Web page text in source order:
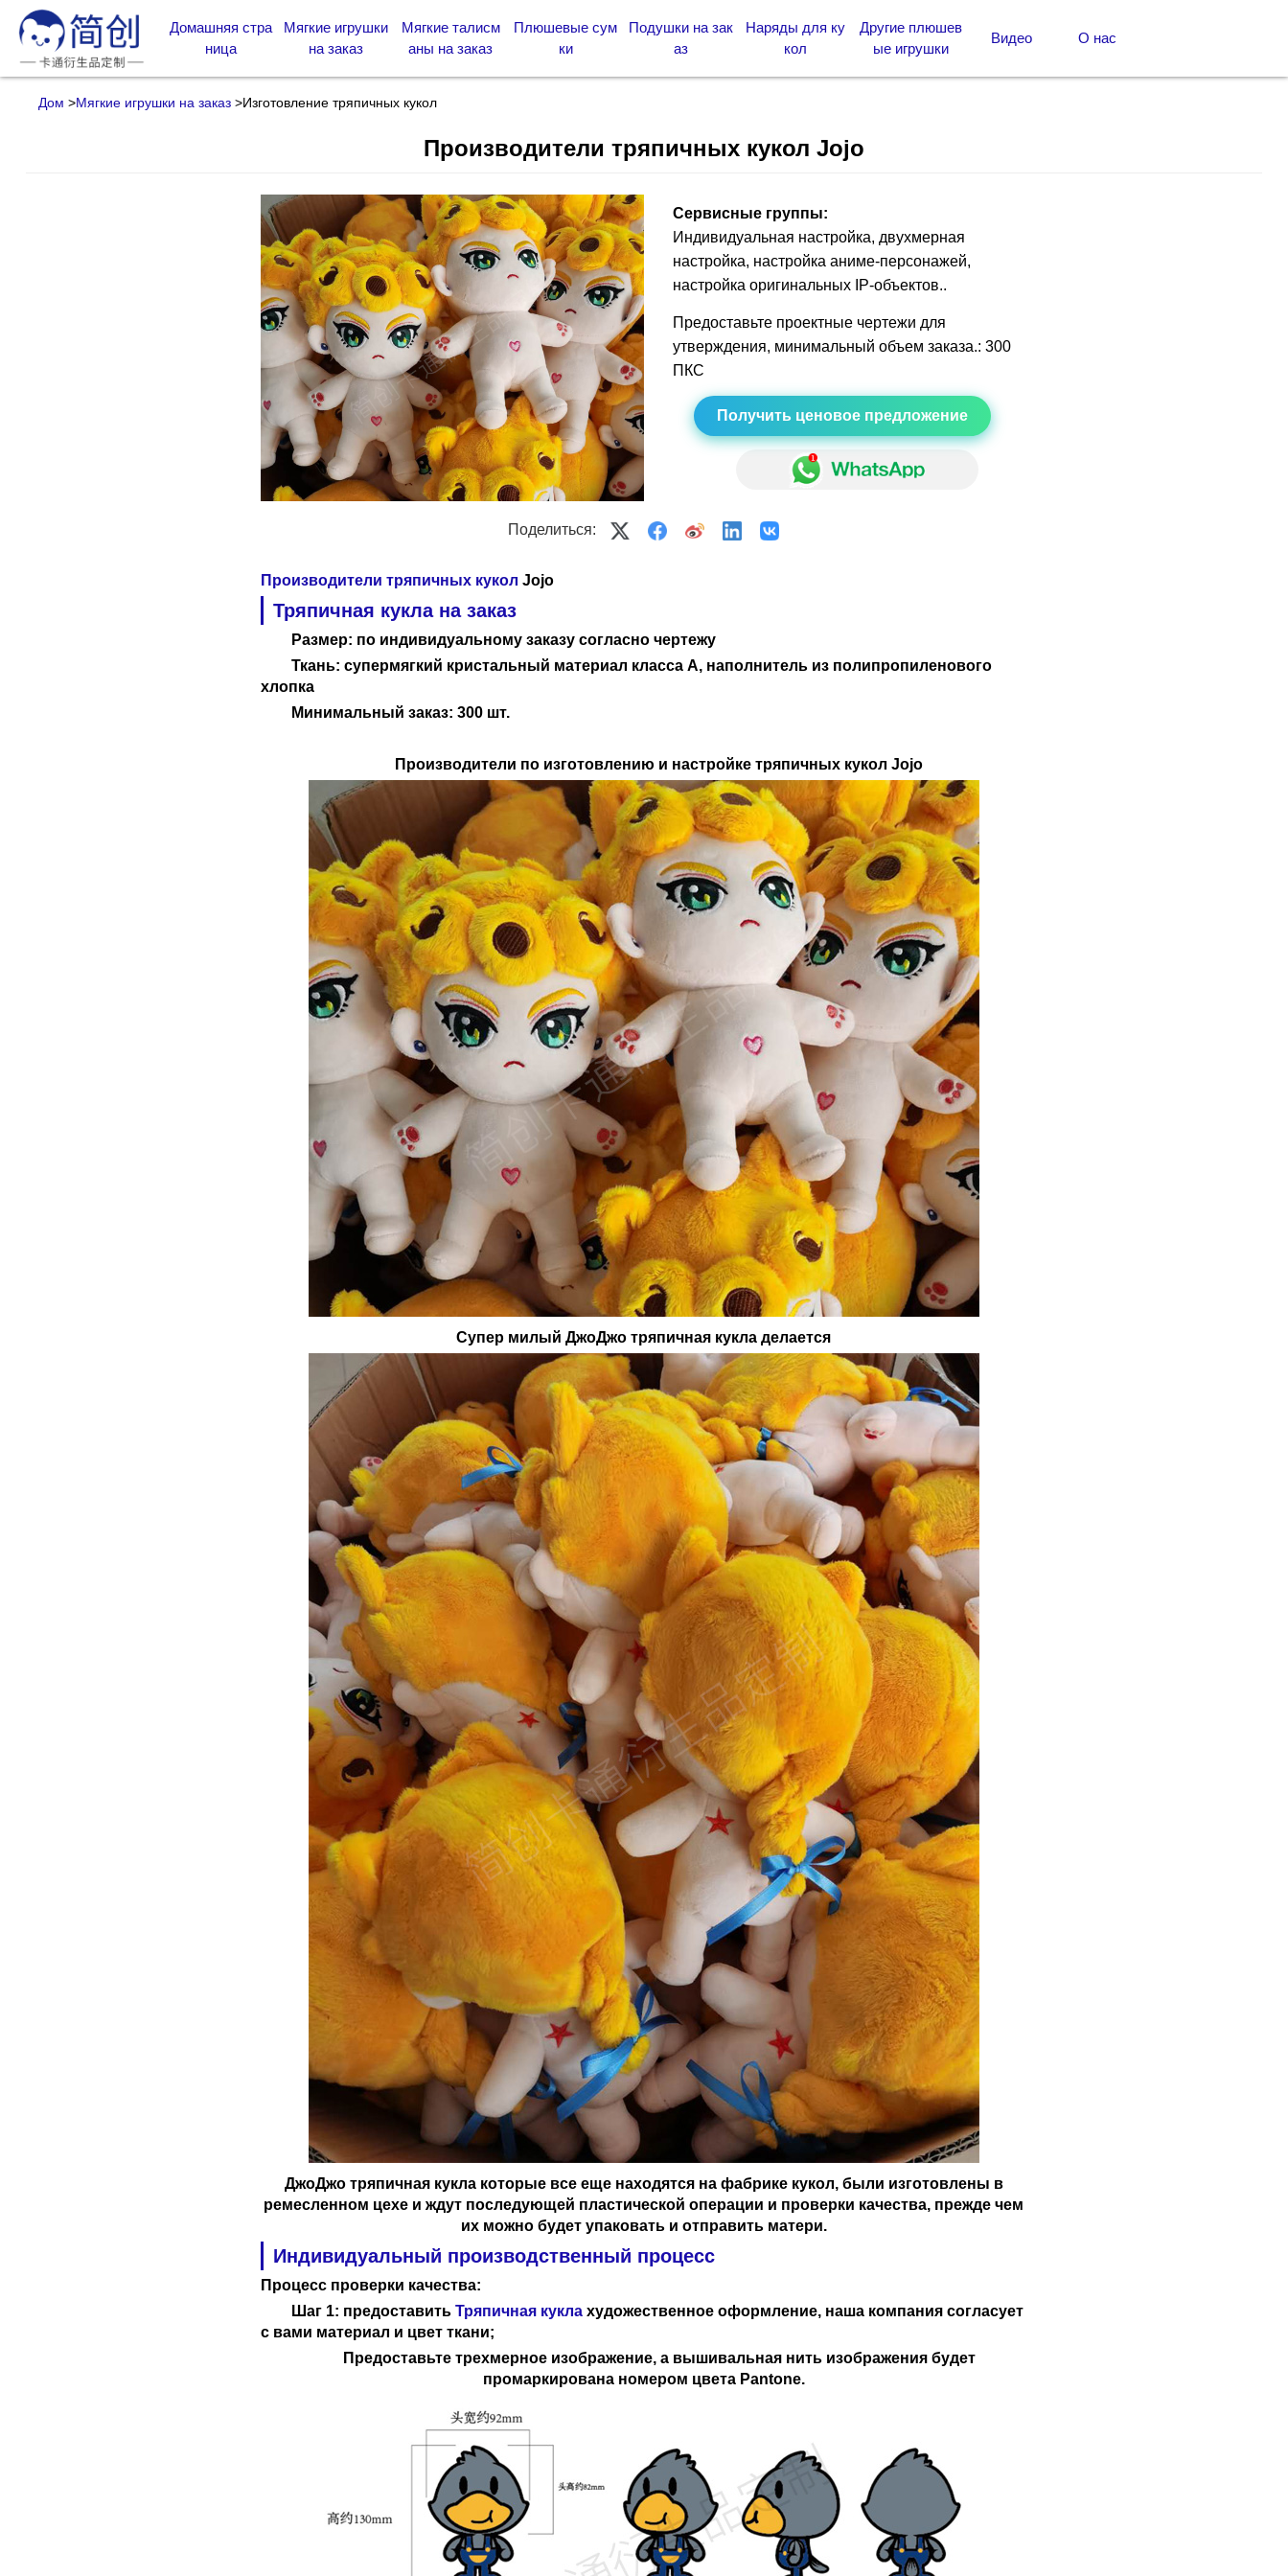
Домашняя стра
ница
Мягкие игрушки
на заказ
Мягкие талисм
аны на заказ
Плюшевые сум
ки
Подушки на зак
аз
Наряды для ку
кол
Другие плюшев
ые игрушки
Видео О нас
Дом >Мягкие игрушки на заказ>Изготовление тряпичных кукол
Производители тряпичных кукол Jojo
Сервисные группы:
Индивидуальная настройка, двухмерная
настройка, настройка аниме-персонажей,
настройка оригинальных IP-объектов..
Предоставьте проектные чертежи для
утверждения, минимальный объем заказа.: 300
ПКС
Получить ценовое предложение
Поделиться:
Производители тряпичных кукол Jojo
Тряпичная кукла на заказ
Размер: по индивидуальному заказу согласно чертежу
Ткань: супермягкий кристальный материал класса А, наполнитель из полипропиленового
хлопка
Минимальный заказ: 300 шт.
Производители по изготовлению и настройке тряпичных кукол Jojo
Супер милый ДжоДжотряпичная кукла делается
ДжоДжо тряпичная куклакоторые все еще находятся на фабрике кукол, были изготовлены в
ремесленном цехе и ждут последующей пластической операции и проверки качества, прежде чем
их можно будет упаковать и отправить матери.
Индивидуальный производственный процесс
Процесс проверки качества:
Шаг 1: предоставить Тряпичная куклахудожественное оформление, наша компания согласует
с вами материал и цвет ткани;
Предоставьте трехмерное изображение, а вышивальная нить изображения будет
промаркирована номером цвета Pantone.